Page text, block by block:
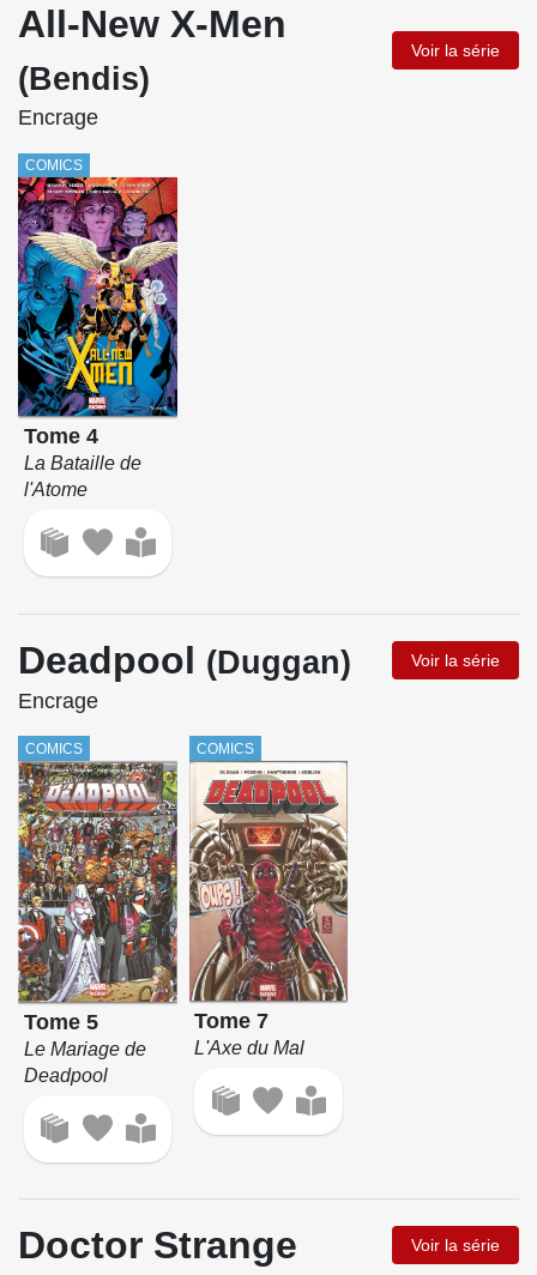
All-New X-Men
(Bendis)
Voir la série
Encrage
COMICS
Tome 4
La Bataille de
l'Atome
Deadpool (Duggan) Voir la série
Encrage
COMICS
Tome 5
Le Mariage de
Deadpool
COMICS
Tome 7
L'Axe du Mal
Doctor Strange Voir la série